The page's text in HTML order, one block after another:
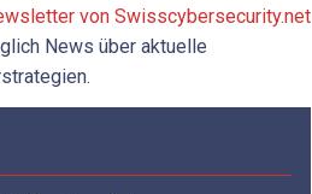
von Swisscybersecurity.net
News über aktuelle